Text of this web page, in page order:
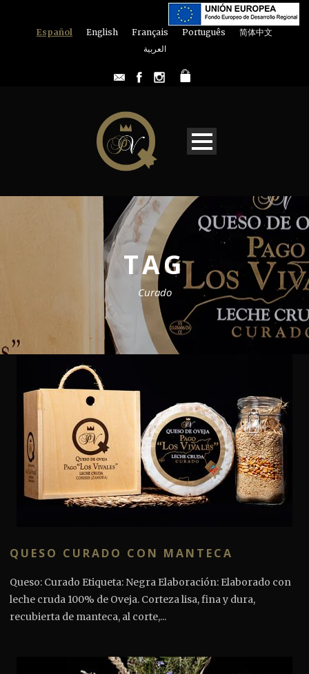
Español English Français Português
简体中文
العربية
TAG
Curado
QUESO CURADO CON MANTECA
Queso: Curado Etiqueta: Negra Elaboración: Elaborado con
leche cruda 100% de Oveja. Corteza lisa, fina y dura,
recubierta de manteca, al corte,...